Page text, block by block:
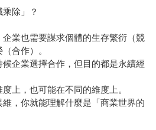
乘除」？
業也需要謀求個體的生存繁衍（競
合作）。
企業選擇合作，但目的都是永續經
上，也可能在不同的維度上。
，你就能理解什麼是「商業世界的